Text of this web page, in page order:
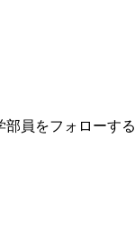
部員をフォローする